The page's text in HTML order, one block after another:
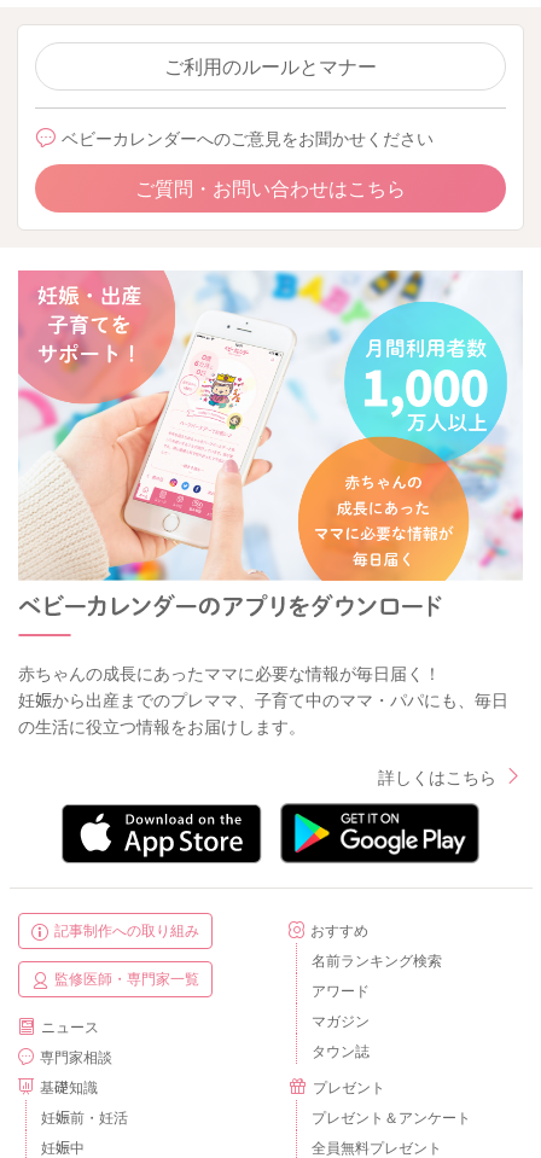
ご利用のルールとマナー
ベビーカレンダーへのご意見をお聞かせください
ご質問・お問い合わせはこちら
赤ちゃんの成長にあったママに必要な情報が毎日届く！
妊娠から出産までのプレママ、子育て中のママ・パパにも、毎日
の生活に役立つ情報をお届けします。
詳しくはこちら
記事制作への取り組み
監修医師・専門家一覧
ニュース
専門家相談
基礎知識
妊娠前・妊活
妊娠中
おすすめ
名前ランキング検索
アワード
マガジン
タウン誌
プレゼント
プレゼント＆アンケート
全員無料プレゼント